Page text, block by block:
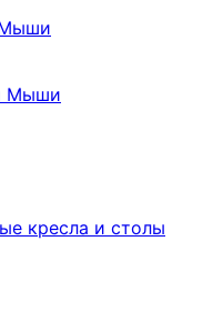
Мыши
кресла и столы